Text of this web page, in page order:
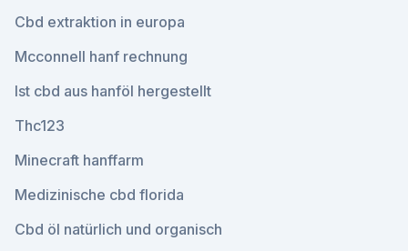
Cbd extraktion in europa
Mcconnell hanf rechnung
Ist cbd aus hanföl hergestellt
Thc123
Minecraft hanffarm
Medizinische cbd florida
Cbd öl natürlich und organisch